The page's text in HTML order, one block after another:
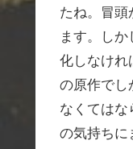
たね。冒頭
ます。し
化しなけれ
の原作でし
なくてはな
の気持ちに